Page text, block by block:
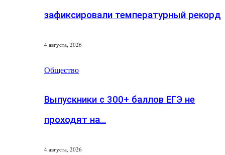
зафиксировали температурный рекорд
4 августа, 2026
Общество
Выпускники с 300+ баллов ЕГЭ не
проходят на…
4 августа, 2026